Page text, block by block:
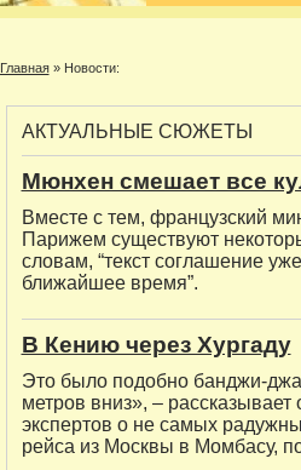
Главная» Новости:
АКТУАЛЬНЫЕ СЮЖЕТЫ
Мюнхен смешает все
Вместе с тем, французский
Парижем существуют
словам, “текст соглашение
ближайшее время”.
В Кению через Хургаду
Это было подобно банджи-
метров вниз», –
экспертов о не самых
рейса из Москвы в Момбасу,